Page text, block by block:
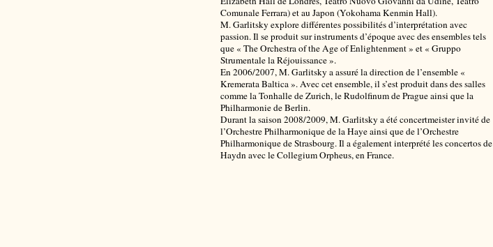
Comunale Ferrara) et au Japon (Yokohama Kenmin Hall).
M. Garlitsky explore différentes possibilités d’interprétation avec
passion. Il se produit sur instruments d’époque avec des ensembles tels
que « The Orchestra of the Age of Enlightenment » et « Gruppo
Strumentale la Réjouissance ».
En 2006/2007, M. Garlitsky a assuré la direction de l’ensemble «
Kremerata Baltica ». Avec cet ensemble, il s’est produit dans des salles
comme la Tonhalle de Zurich, le Rudolfinum de Prague ainsi que la
Philharmonie de Berlin.
Durant la saison 2008/2009, M. Garlitsky a été concertmeister invité de
l’Orchestre Philharmonique de la Haye ainsi que de l’Orchestre
Philharmonique de Strasbourg. Il a également interprété les concertos de
Haydn avec le Collegium Orpheus, en France.